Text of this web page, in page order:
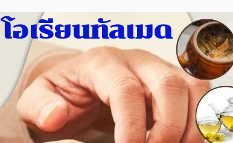
โอเรียนทัลเมด